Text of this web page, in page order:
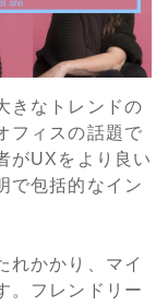
きなトレンドの
フィスの話題で
がUXをより良い
で包括的なイン
れかかり、マイ
。フレンドリー